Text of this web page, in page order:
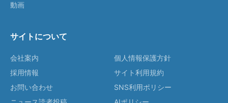
動画
サイトについて
会社案内
採用情報
お問い合わせ
個人情報保護方針
サイト利用規約
SNS利用ポリシー